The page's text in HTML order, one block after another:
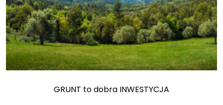
GRUNT to dobra INWESTYCJA